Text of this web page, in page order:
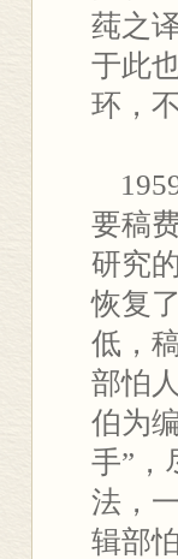
莼之
于此
环，
要稿
研究
恢复
低，
部怕
伯为
手”，
法，
辑部